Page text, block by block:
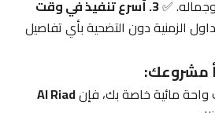
✅ 3. أسرع تنفيذ في وقت
الزمنية دون التضحية بأي تفاصيل
مشروعك:
واحة مائية خاصة بك، فإنAl Riad